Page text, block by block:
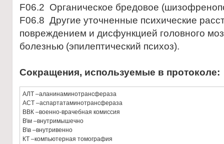
F06.2 Органическое бредовое
F06.8 Другие уточненные психические
повреждением и дисфункцией головного
болезнью (эпилептический психоз).
Сокращения, используемые в протоколе:
АЛТ –аланинаминотрансфераза
АСТ –аспартатаминотрансфераза
ВВК –военно-врачебная комиссия
В\м –внутримышечно
В\в –внутривенно
КТ –компьютерная томография